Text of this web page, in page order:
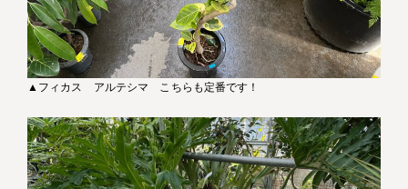
▲フィカス アルテシマ こちらも定番です！